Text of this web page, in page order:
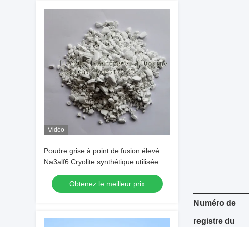
Vidéo
Poudre grise à point de fusion élevé
Na3alf6 Cryolite synthétique utilisée
comme flux d'électrolyse de
l'aluminiumObtenez le meilleur prix
Numéro de
registre du